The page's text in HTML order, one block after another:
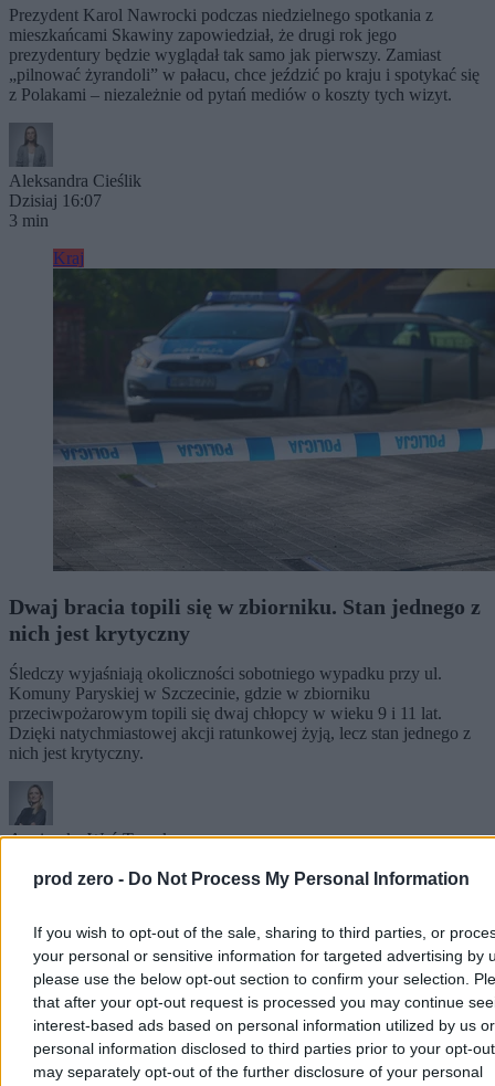
prod zero - Do Not Process My Personal Information
If you wish to opt-out of the sale, sharing to third parties, or
your personal or sensitive information for targeted advertising by
please use the below opt-out section to confirm your selection.
that after your opt-out request is processed you may continue
interest-based ads based on personal information utilized by us or
personal information disclosed to third parties prior to your opt-
may separately opt-out of the further disclosure of your personal
Prezydent Karol Nawrocki podczas niedzielnego spotkania z
mieszkańcami Skawiny zapowiedział, że drugi rok jego
prezydentury będzie wyglądał tak samo jak pierwszy. Zamiast
„pilnować żyrandoli” w pałacu, chce jeździć po kraju i spotykać się
z Polakami – niezależnie od pytań mediów o koszty tych wizyt.
Aleksandra Cieślik
Dzisiaj 16:07
3 min
Kraj
Dwaj bracia topili się w zbiorniku. Stan jednego z
nich jest krytyczny
Śledczy wyjaśniają okoliczności sobotniego wypadku przy ul.
Komuny Paryskiej w Szczecinie, gdzie w zbiorniku
przeciwpożarowym topili się dwaj chłopcy w wieku 9 i 11 lat.
Dzięki natychmiastowej akcji ratunkowej żyją, lecz stan jednego z
nich jest krytyczny.
Agnieszka Waś-Turecka
3 min